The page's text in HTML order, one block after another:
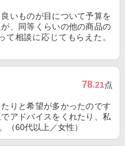
いものが目について予算を
、同等くらいの他の商品の
相談に応じてもらえた。
78.21点
りと希望が多かったのです
アドバイスをくれたり、私
（60代以上／女性）